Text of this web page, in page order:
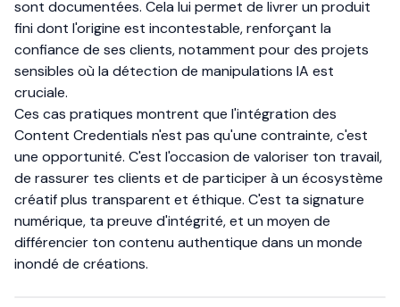
sont documentées. Cela lui permet de livrer un produit
fini dont l'origine est incontestable, renforçant la
confiance de ses clients, notamment pour des projets
sensibles où la détection de manipulations IA est
cruciale.
Ces cas pratiques montrent que l'intégration des
Content Credentials n'est pas qu'une contrainte, c'est
une opportunité. C'est l'occasion de valoriser ton travail,
de rassurer tes clients et de participer à un écosystème
créatif plus transparent et éthique. C'est ta signature
numérique, ta preuve d'intégrité, et un moyen de
différencier ton contenu authentique dans un monde
inondé de créations.